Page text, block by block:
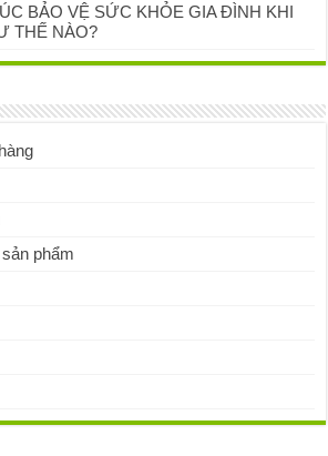
BẢO VỆ SỨC KHỎE GIA ĐÌNH KHI
THẾ NÀO?
phẩm